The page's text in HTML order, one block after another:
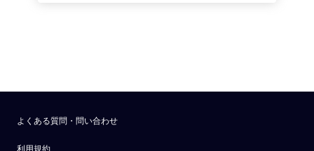
よくある質問・問い合わせ
利用規約